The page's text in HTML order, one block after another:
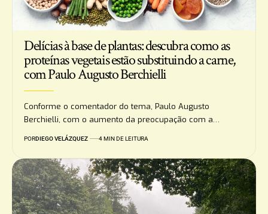
Delícias à base de plantas: descubra como as
proteínas vegetais estão substituindo a carne,
com Paulo Augusto Berchielli
Conforme o comentador do tema, Paulo Augusto
Berchielli, com o aumento da preocupação com a…
PORDIEGO VELÁZQUEZ 4 MIN DE LEITURA